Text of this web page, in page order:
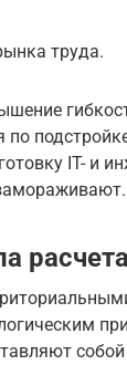
труда.
по
IT- и
расчета